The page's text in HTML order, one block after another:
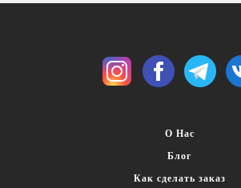
О Нас
Блог
Как сделать заказ